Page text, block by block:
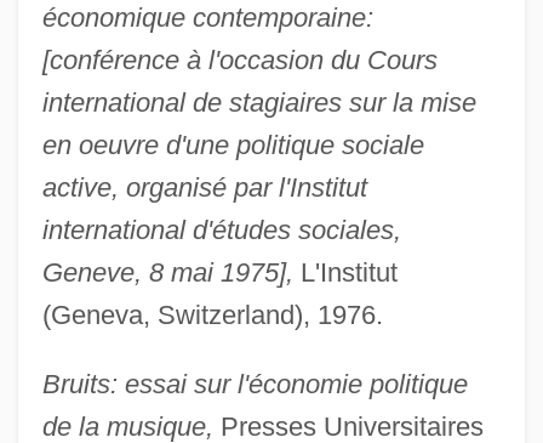
économique contemporaine:
[conférence à l'occasion du Cours
international de stagiaires sur la mise
en oeuvre d'une politique sociale
active, organisé par l'Institut
international d'études sociales,
Geneve, 8 mai 1975], L'Institut
(Geneva, Switzerland), 1976.
Bruits: essai sur l'économie politique
de la musique, Presses Universitaires